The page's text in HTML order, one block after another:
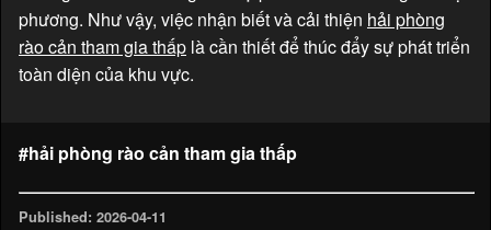
phương. Như vậy, việc nhận biết và cải thiện hải phòng
rào cản tham gia thấp là cần thiết để thúc đẩy sự phát triển
toàn diện của khu vực.
#hải phòng rào cản tham gia thấp
Published: 2026-04-11